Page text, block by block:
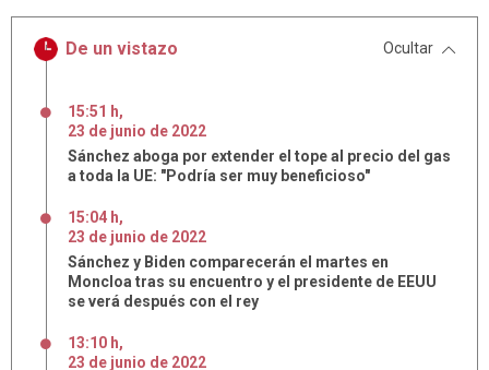
De un vistazo Ocultar
15:51 h,
23 de junio de 2022
Sánchez aboga por extender el tope al precio del gas
a toda la UE: "Podría ser muy beneficioso"
15:04 h,
23 de junio de 2022
Sánchez y Biden comparecerán el martes en
Moncloa tras su encuentro y el presidente de EEUU
se verá después con el rey
13:10 h,
23 de junio de 2022